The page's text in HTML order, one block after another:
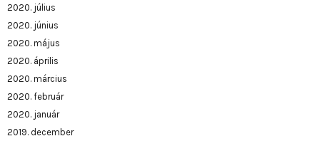
2020. július
2020. június
2020. május
2020. április
2020. március
2020. február
2020. január
2019. december